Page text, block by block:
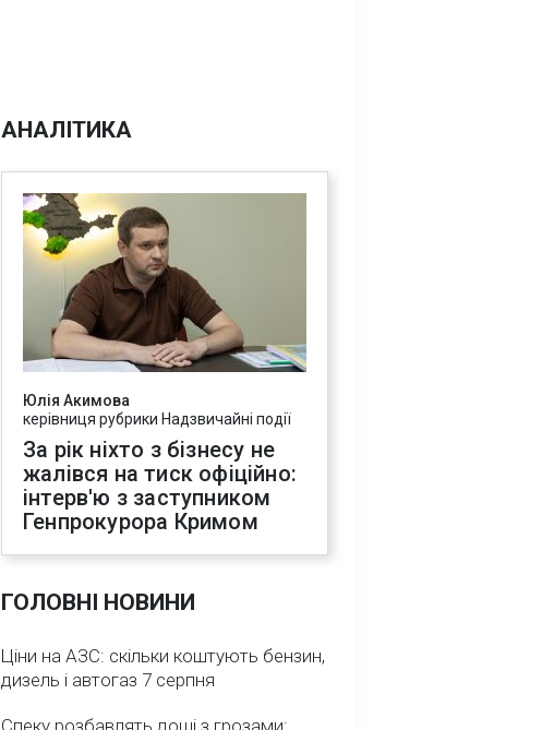
АНАЛІТИКА
Юлія Акимова
керівниця рубрики Надзвичайні події
За рік ніхто з бізнесу не
жалівся на тиск офіційно:
інтерв'ю з заступником
Генпрокурора Кримом
ГОЛОВНІ НОВИНИ
Ціни на АЗС: скільки коштують бензин,
дизель і автогаз 7 серпня